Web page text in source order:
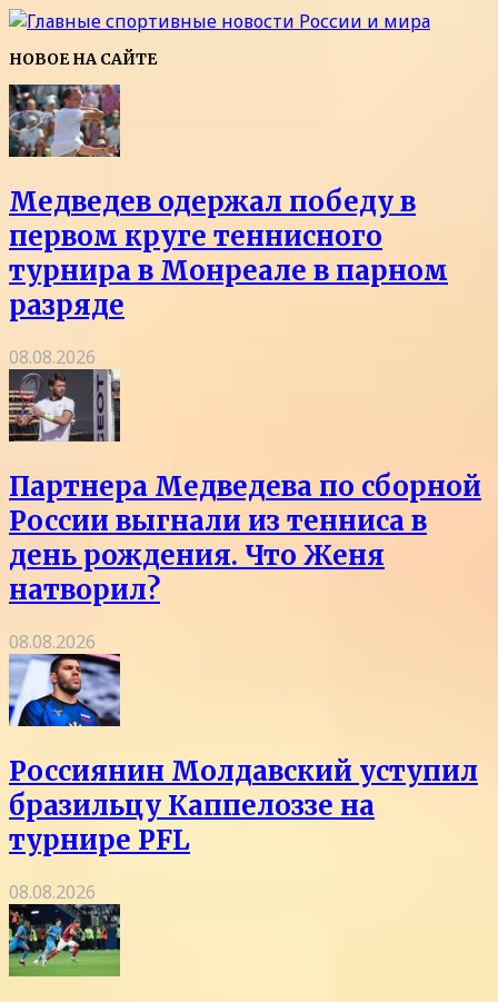
НОВОЕ НА САЙТЕ
Медведев одержал победу в
первом круге теннисного
турнира в Монреале в парном
разряде
08.08.2026
Партнера Медведева по сборной
России выгнали из тенниса в
день рождения. Что Женя
натворил?
08.08.2026
Россиянин Молдавский уступил
бразильцу Каппелоззе на
турнире PFL
08.08.2026